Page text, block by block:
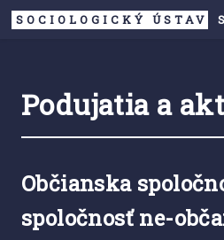
SOCIOLOGICKÝ ÚSTAV
Podujatia a
Občianska
spoločnosť ne-